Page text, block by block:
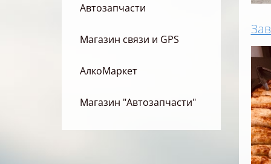
Автозапчасти
Магазин связи и GPS
АлкоМаркет
Магазин "Автозапчасти"